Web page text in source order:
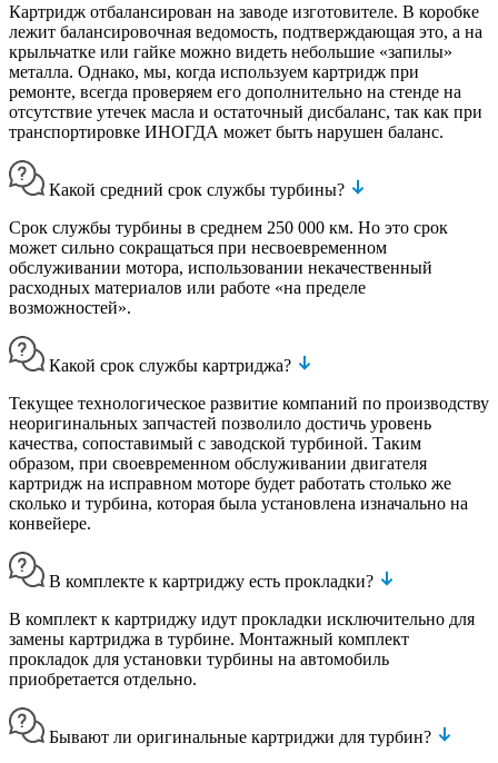
Картридж отбалансирован на заводе изготовителе. В коробке
лежит балансировочная ведомость, подтверждающая это, а на
крыльчатке или гайке можно видеть небольшие «запилы»
металла. Однако, мы, когда используем картридж при
ремонте, всегда проверяем его дополнительно на стенде на
отсутствие утечек масла и остаточный дисбаланс, так как при
транспортировке ИНОГДА может быть нарушен баланс.
Какой средний срок службы турбины?
Срок службы турбины в среднем 250 000 км. Но это срок
может сильно сокращаться при несвоевременном
обслуживании мотора, использовании некачественный
расходных материалов или работе «на пределе
возможностей».
Какой срок службы картриджа?
Текущее технологическое развитие компаний по производству
неоригинальных запчастей позволило достичь уровень
качества, сопоставимый с заводской турбиной. Таким
образом, при своевременном обслуживании двигателя
картридж на исправном моторе будет работать столько же
сколько и турбина, которая была установлена изначально на
конвейере.
В комплекте к картриджу есть прокладки?
В комплект к картриджу идут прокладки исключительно для
замены картриджа в турбине. Монтажный комплект
прокладок для установки турбины на автомобиль
приобретается отдельно.
Бывают ли оригинальные картриджи для турбин?